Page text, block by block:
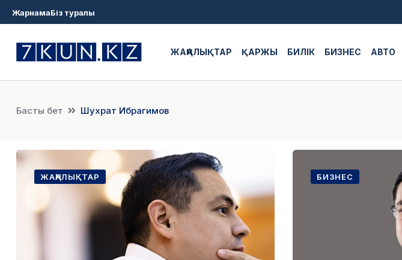
ЖарнамаБіз туралы
ЖАҢАЛЫҚТАР ҚАРЖЫ БИЛІК БИЗНЕС АВТО
Басты бет Шухрат Ибрагимов
ЖАҢАЛЫҚТАР БИЗНЕС